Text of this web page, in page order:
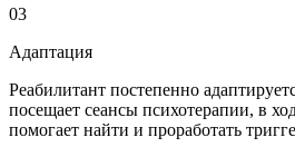
03
Адаптация
Реабилитант постепенно
посещает сеансы психотерапии, в
помогает найти и проработать